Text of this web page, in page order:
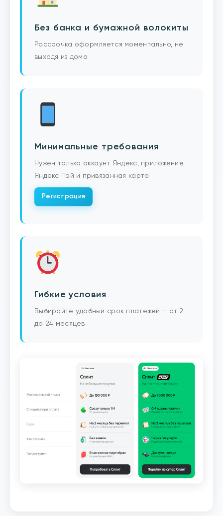
Без банка и бумажной волокиты
Рассрочка оформляется моментально, не
выходя из дома
Минимальные требования
Нужен только аккаунт Яндекс, приложение
Яндекс Пэй и привязанная карта
Регистрация
Гибкие условия
Выбирайте удобный срок платежей – от 2
до 24 месяцев